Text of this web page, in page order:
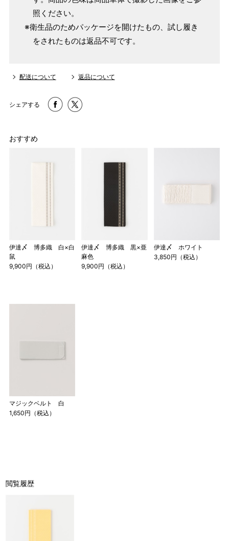
照ください。
※衛生品のためパッケージを開けたもの、試し履き
をされたものは返品不可です。
配送について 返品について
シェアする
おすすめ
伊達〆 博多織 白×白
鼠
9,900円（税込）
伊達〆 博多織 黒×亜
麻色
9,900円（税込）
伊達〆 ホワイト
3,850円（税込）
マジックベルト 白
1,650円（税込）
閲覧履歴